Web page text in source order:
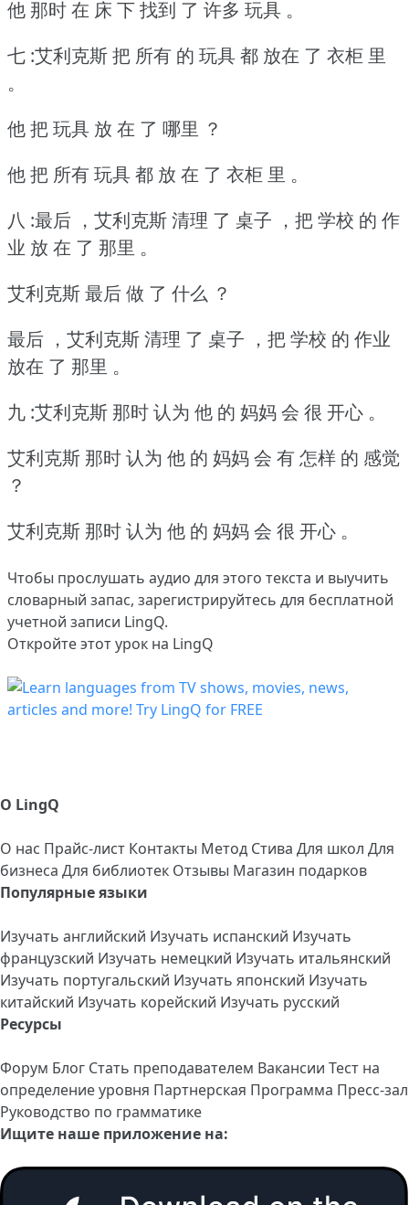
他 那时 在 床 下 找到 了 许多 玩具 。
七 :艾利克斯 把 所有 的 玩具 都 放在 了 衣柜 里
。
他 把 玩具 放 在 了 哪里 ？
他 把 所有 玩具 都 放 在 了 衣柜 里 。
八 :最后 ，艾利克斯 清理 了 桌子 ，把 学校 的 作
业 放 在 了 那里 。
艾利克斯 最后 做 了 什么 ？
最后 ，艾利克斯 清理 了 桌子 ，把 学校 的 作业
放在 了 那里 。
九 :艾利克斯 那时 认为 他 的 妈妈 会 很 开心 。
艾利克斯 那时 认为 他 的 妈妈 会 有 怎样 的 感觉
？
艾利克斯 那时 认为 他 的 妈妈 会 很 开心 。
Чтобы прослушать аудио для этого текста и выучить
словарный запас, зарегистрируйтесь для бесплатной
учетной записи LingQ.
Откройте этот урок на LingQ
О LingQ
О нас Прайс-лист Контакты Метод Стива Для школ Для
бизнеса Для библиотек Отзывы Магазин подарков
Популярные языки
Изучать английский Изучать испанский Изучать
французский Изучать немецкий Изучать итальянский
Изучать португальский Изучать японский Изучать
китайский Изучать корейский Изучать русский
Ресурсы
Форум Блог Стать преподавателем Вакансии Тест на
определение уровня Партнерская Программа Пресс-зал
Руководство по грамматике
Ищите наше приложение на: